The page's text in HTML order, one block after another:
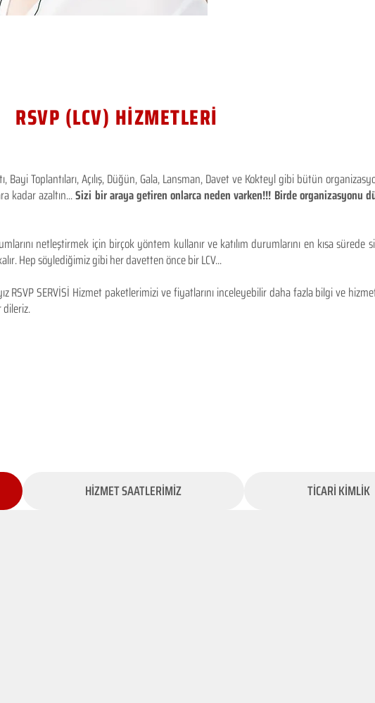
RSVP (LCV) HİZMETLERİ
Bayi Toplantıları, Açılış, Düğün, Gala, Lansman, Davet ve Kokteyl gibi bütün
kadar azaltın...Sizi bir araya getiren onlarca neden varken!!! Birde organizasyonu
netleştirmek için birçok yöntem kullanır ve katılım durumlarını en kısa sürede
Hep söylediğimiz gibi her davetten önce bir LCV...
RSVP SERVİSİ Hizmet paketlerimizi ve fiyatlarını inceleyebilir daha fazla bilgi ve
HİZMET SAATLERİMİZ TİCARİ KİMLİK